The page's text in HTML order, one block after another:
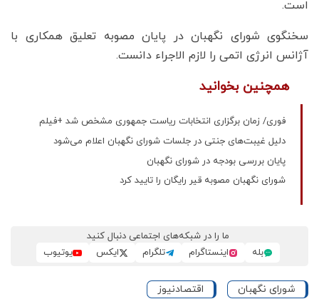
است.
سخنگوی شورای نگهبان در پایان مصوبه تعلیق همکاری با
آژانس انرژی اتمی را لازم الاجراء دانست.
همچنین بخوانید
فوری/ زمان برگزاری انتخابات ریاست جمهوری مشخص شد +فیلم
دلیل غیبت‌های جنتی در جلسات شورای نگهبان اعلام می‌شود
پایان بررسی بودجه در شورای نگهبان
شورای نگهبان مصوبه قیر رایگان را تایید کرد
ما را در شبکه‌های اجتماعی دنبال کنید
بله
اینستاگرام تلگرام ایکس یوتیوب
شورای نگهبان اقتصادنیوز